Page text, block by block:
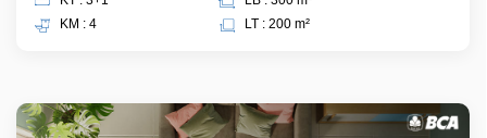
KM : 4
LT : 200 m²